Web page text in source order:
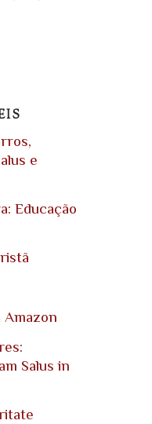
e
Educação
Amazon
Salus in